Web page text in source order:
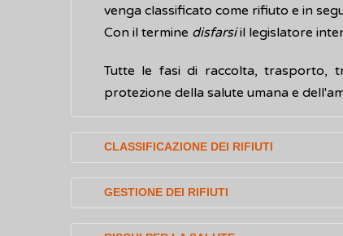
venga classificato come rifiuto e in
Con il termine disfarsiil legislatore
Tutte le fasi di raccolta, trasporto,
protezione della salute umana e
CLASSIFICAZIONE DEI RIFIUTI
Secondo la normativa vigente in Italia
GESTIONE DEI RIFIUTI